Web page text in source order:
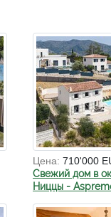
Цена: 710'000
Свежий дом в
Ниццы -